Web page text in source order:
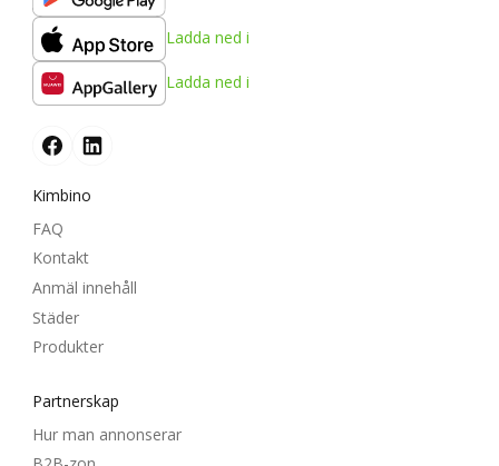
Ladda ned i
Ladda ned i
Kimbino
FAQ
Kontakt
Anmäl innehåll
Städer
Produkter
Partnerskap
Hur man annonserar